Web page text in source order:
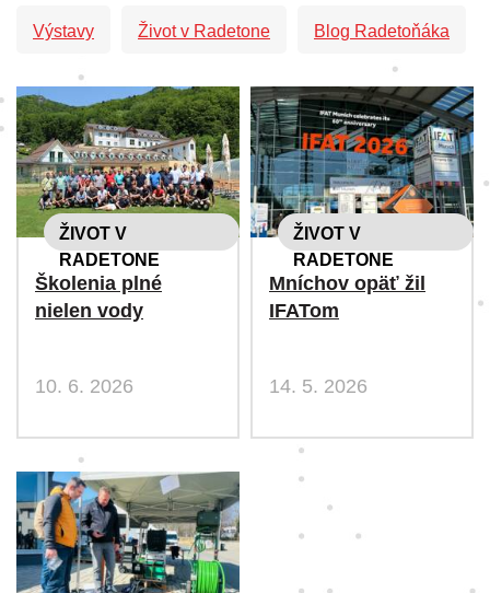
Výstavy Život v Radetone Blog Radetoňáka
ŽIVOT V
RADETONE
Školenia plné
nielen vody
10. 6. 2026
ŽIVOT V
RADETONE
Mníchov opäť žil
IFATom
14. 5. 2026